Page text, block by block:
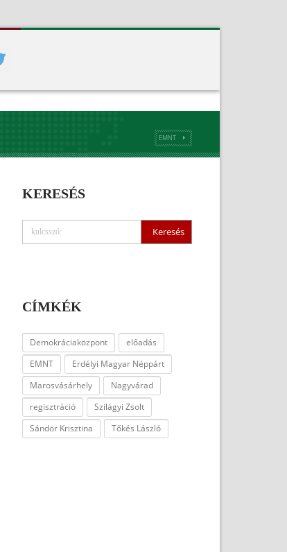
EMNT
KERESÉS
CÍMKÉK
Demokráciaközpont
előadás
EMNT
Erdélyi Magyar Néppárt
Marosvásárhely
Nagyvárad
regisztráció
Szilágyi Zsolt
Sándor Krisztina
Tőkés László